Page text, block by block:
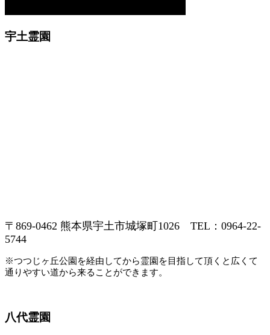
宇土霊園
〒869-0462 熊本県宇土市城塚町1026 TEL：0964-22-
5744
※つつじヶ丘公園を経由してから霊園を目指して頂くと広くて
通りやすい道から来ることができます。
八代霊園